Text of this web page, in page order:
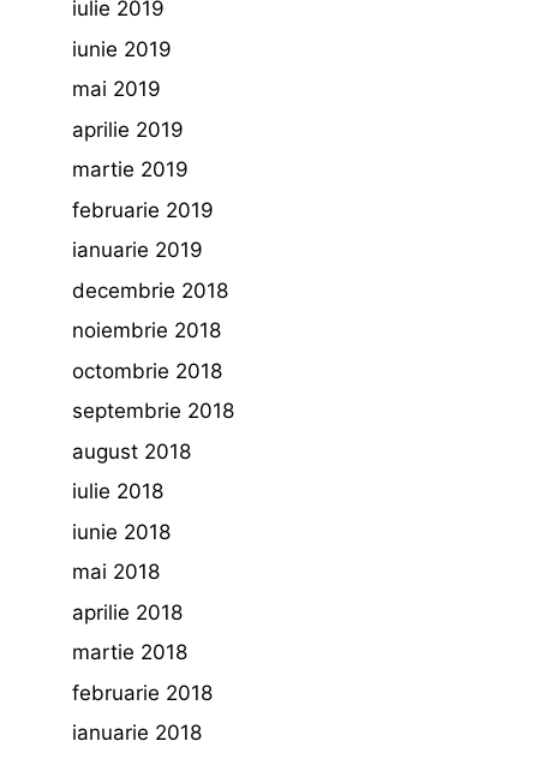
iulie 2019
iunie 2019
mai 2019
aprilie 2019
martie 2019
februarie 2019
ianuarie 2019
decembrie 2018
noiembrie 2018
octombrie 2018
septembrie 2018
august 2018
iulie 2018
iunie 2018
mai 2018
aprilie 2018
martie 2018
februarie 2018
ianuarie 2018